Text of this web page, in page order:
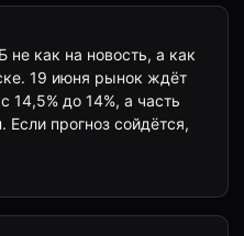
как на новость, а как
19 июня рынок ждёт
14,5% до 14%, а часть
Если прогноз сойдётся,